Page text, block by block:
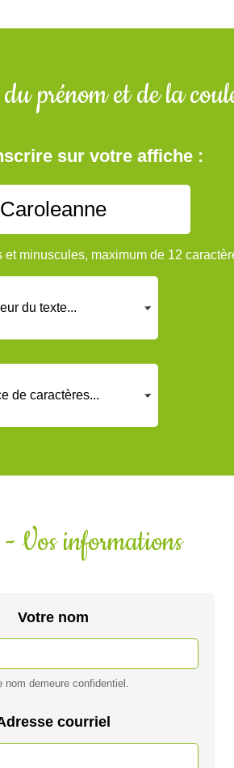
prénom et de la
sur votre affiche :
minuscules, maximum de 12
- Vos informations
Votre nom
nom demeure confidentiel.
courriel